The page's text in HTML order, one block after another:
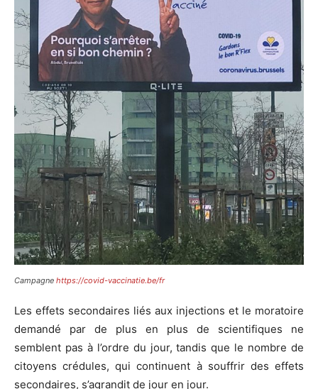
Campagne https://covid-vaccinatie.be/fr
Les effets secondaires liés aux injections et le moratoire
demandé par de plus en plus de scientifiques ne
semblent pas à l’ordre du jour, tandis que le nombre de
citoyens crédules, qui continuent à souffrir des effets
secondaires, s’agrandit de jour en jour.